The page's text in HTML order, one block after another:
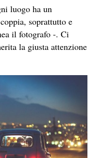
luogo ha un
soprattutto e
il fotografo -. Ci
la giusta attenzione